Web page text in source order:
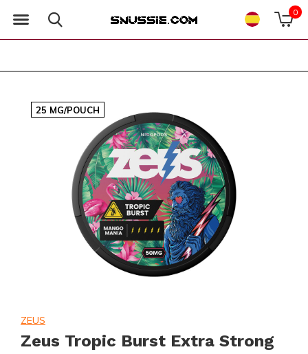
0
25 MG/POUCH
ZEUS
Zeus Tropic Burst Extra Strong